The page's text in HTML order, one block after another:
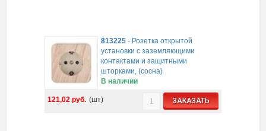
813225- Розетка открытой
установки с заземляющими
контактами и защитными
шторками, (сосна)
В наличии
121,02 руб. (шт) ЗАКАЗАТЬ